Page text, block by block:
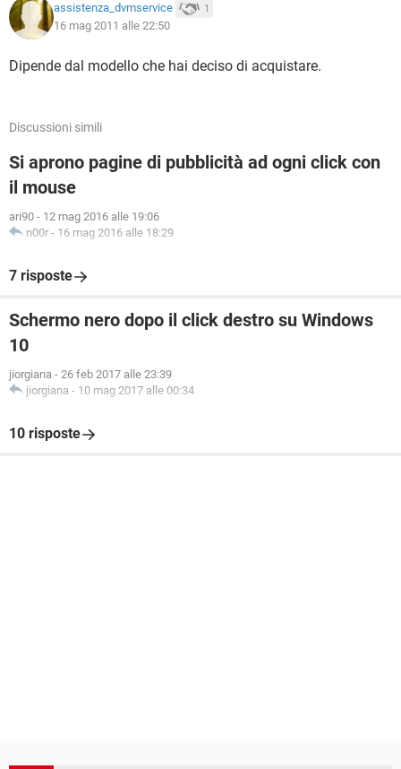
assistenza_dvmservice 1
16 mag 2011 alle 22:50
Dipende dal modello che hai deciso di acquistare.
Discussioni simili
Si aprono pagine di pubblicità ad ogni click con
il mouse
ari90 - 12 mag 2016 alle 19:06
n00r - 16 mag 2016 alle 18:29
7 risposte
Schermo nero dopo il click destro su Windows
10
jiorgiana - 26 feb 2017 alle 23:39
jiorgiana - 10 mag 2017 alle 00:34
10 risposte